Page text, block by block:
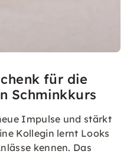
für die
Schminkkurs
Impulse und stärkt
Kollegin lernt Looks
kennen. Das